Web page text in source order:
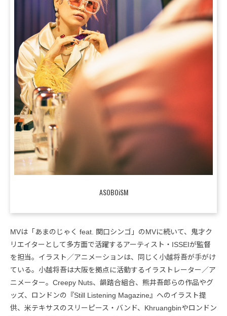
ASOBOiSM
MVは「あまのじゃく feat. 関口シンゴ」のMVに続いて、鬼才ク
リエイターとして多方面で活躍するアーティスト・ISSEIが監督
を担当。イラスト／アニメーションは、同じく小越将吾が手がけ
ている。小越将吾は大阪を拠点に活動するイラストレーター／ア
ニメーター。Creepy Nuts、韻踏合組合、熊井吾郎らの作品やグ
ッズ、ロンドンの『Still Listening Magazine』へのイラスト提
供、米テキサスのスリーピース・バンド、Khruangbinやロンドン